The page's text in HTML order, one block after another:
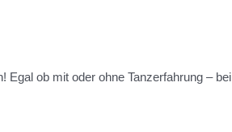
Egal ob mit oder ohne Tanzerfahrung – bei